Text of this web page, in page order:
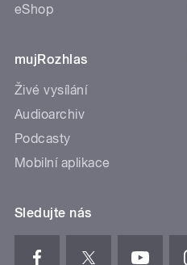
eShop
mujRozhlas
Živé vysílání
Audioarchiv
Podcasty
Mobilní aplikace
Sledujte nás